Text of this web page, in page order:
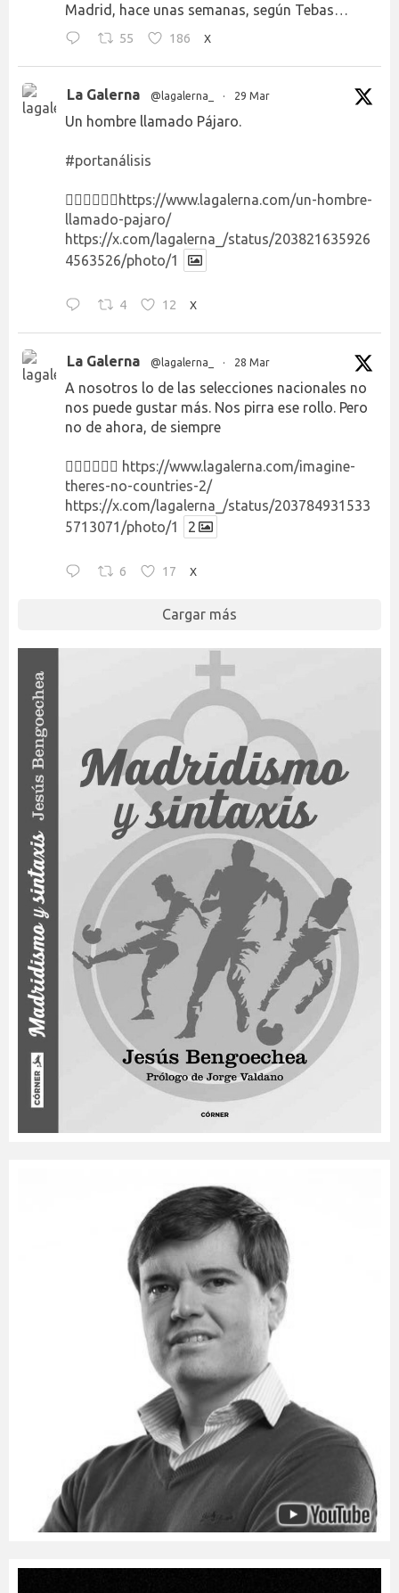
Madrid, hace unas semanas, según Tebas…
55 186 X
La Galerna @lagalerna_ · 29 Mar
Un hombre llamado Pájaro.
#portanálisis
👉🏻👉🏻👉🏻 https://www.lagalerna.com/un-hombre-
llamado-pajaro/
https://x.com/lagalerna_/status/203821635926
4563526/photo/1
4 12 X
La Galerna @lagalerna_ · 28 Mar
A nosotros lo de las selecciones nacionales no
nos puede gustar más. Nos pirra ese rollo. Pero
no de ahora, de siempre
👉🏻👉🏻👉🏻 https://www.lagalerna.com/imagine-
theres-no-countries-2/
https://x.com/lagalerna_/status/203784931533
5713071/photo/1
2
6 17 X
Cargar más